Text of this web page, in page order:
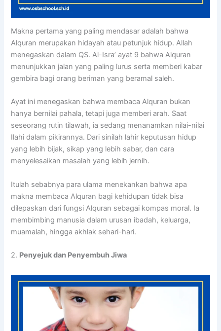
Makna pertama yang paling mendasar adalah bahwa
Alquran merupakan hidayah atau petunjuk hidup. Allah
menegaskan dalam QS. Al-Isra’ ayat 9 bahwa Alquran
menunjukkan jalan yang paling lurus serta memberi kabar
gembira bagi orang beriman yang beramal saleh.
Ayat ini menegaskan bahwa membaca Alquran bukan
hanya bernilai pahala, tetapi juga memberi arah. Saat
seseorang rutin tilawah, ia sedang menanamkan nilai-nilai
Ilahi dalam pikirannya. Dari sinilah lahir keputusan hidup
yang lebih bijak, sikap yang lebih sabar, dan cara
menyelesaikan masalah yang lebih jernih.
Itulah sebabnya para ulama menekankan bahwa apa
makna membaca Alquran bagi kehidupan tidak bisa
dilepaskan dari fungsi Alquran sebagai kompas moral. Ia
membimbing manusia dalam urusan ibadah, keluarga,
muamalah, hingga akhlak sehari-hari.
2. Penyejuk dan Penyembuh Jiwa